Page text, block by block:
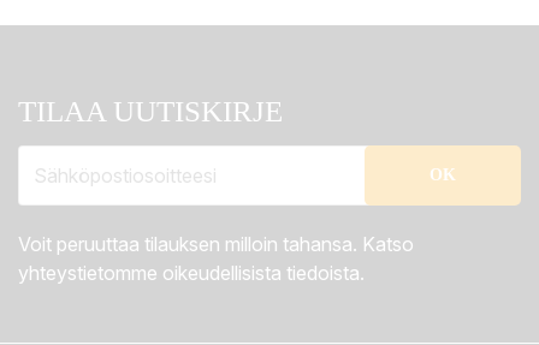
TILAA UUTISKIRJE
Voit peruuttaa tilauksen milloin tahansa. Katso
yhteystietomme oikeudellisista tiedoista.